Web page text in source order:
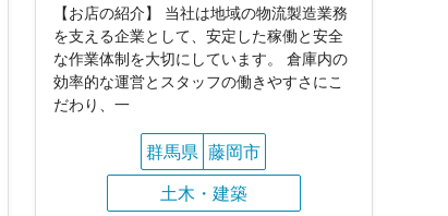
【お店の紹介】 当社は地域の物流製造業務
を支える企業として、安定した稼働と安全
な作業体制を大切にしています。 倉庫内の
効率的な運営とスタッフの働きやすさにこ
だわり、一
群馬県 藤岡市
土木・建築